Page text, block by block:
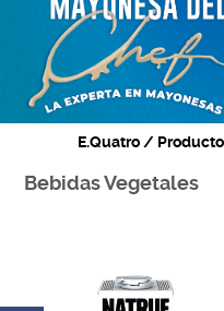
E.Quatro/ Productos
Bebidas Vegetales